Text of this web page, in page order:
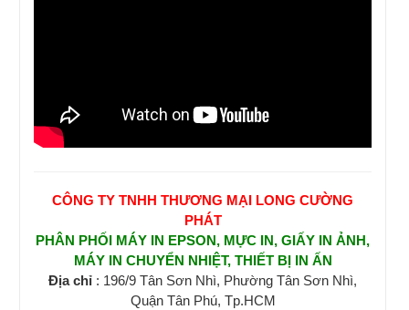
CÔNG TY TNHH THƯƠNG MẠI LONG CƯỜNG
PHÁT
PHÂN PHỐI MÁY IN EPSON, MỰC IN, GIẤY IN ẢNH,
MÁY IN CHUYỂN NHIỆT, THIẾT BỊ IN ẤN
Địa chỉ : 196/9 Tân Sơn Nhì, Phường Tân Sơn Nhì,
Quận Tân Phú, Tp.HCM